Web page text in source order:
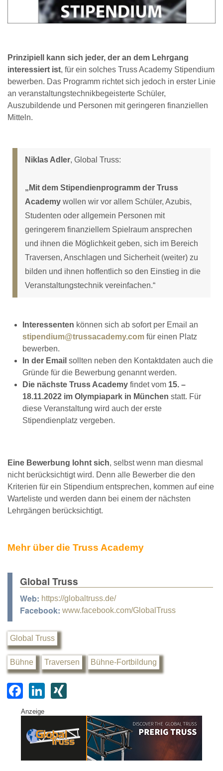
Prinzipiell kann sich jeder, der an dem Lehrgang
interessiert ist, für ein solches Truss Academy Stipendium
bewerben. Das Programm richtet sich jedoch in erster Linie
an veranstaltungstechnikbegeisterte Schüler,
Auszubildende und Personen mit geringeren finanziellen
Mitteln.
Niklas Adler, Global Truss:
„Mit dem Stipendienprogramm der Truss
Academy wollen wir vor allem Schüler, Azubis,
Studenten oder allgemein Personen mit
geringerem finanziellem Spielraum ansprechen
und ihnen die Möglichkeit geben, sich im Bereich
Traversen, Anschlagen und Sicherheit (weiter) zu
bilden und ihnen hoffentlich so den Einstieg in die
Veranstaltungstechnik vereinfachen.“
Interessenten können sich ab sofort per Email an
stipendium@trussacademy.com für einen Platz
bewerben.
In der Email sollten neben den Kontaktdaten auch die
Gründe für die Bewerbung genannt werden.
Die nächste Truss Academy findet vom 15. –
18.11.2022 im Olympiapark in München statt. Für
diese Veranstaltung wird auch der erste
Stipendienplatz vergeben.
Eine Bewerbung lohnt sich, selbst wenn man diesmal
nicht berücksichtigt wird. Denn alle Bewerber die den
Kriterien für ein Stipendium entsprechen, kommen auf eine
Warteliste und werden dann bei einem der nächsten
Lehrgängen berücksichtigt.
Mehr über die Truss Academy
Global Truss
Web: https://globaltruss.de/
Facebook: www.facebook.com/GlobalTruss
Global Truss
Bühne Traversen Bühne-Fortbildung
F
a
c
e
Li
k
e
G
Anzeige